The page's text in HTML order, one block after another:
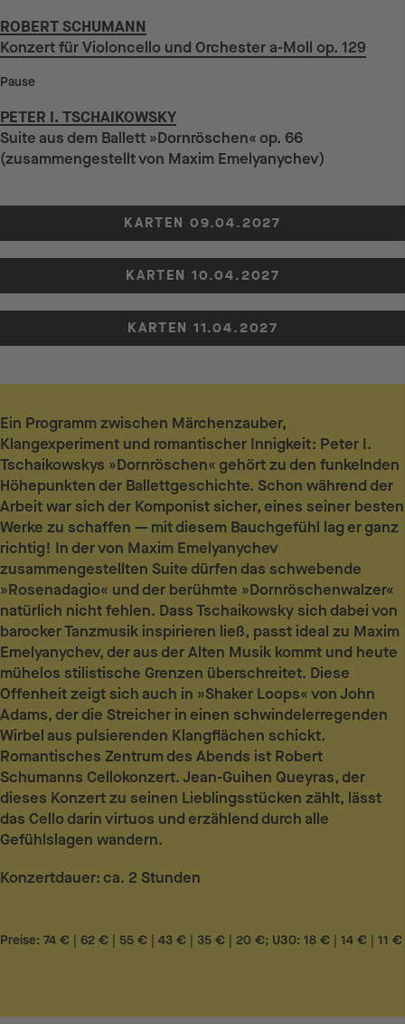
ROBERT SCHUMANN
Konzert für Violoncello und Orchester a-Moll op. 129
Pause
PETER I. TSCHAIKOWSKY
Suite aus dem Ballett »Dornröschen« op. 66
(zusammengestellt von Maxim Emelyanychev)
KARTEN 09.04.2027
KARTEN 10.04.2027
KARTEN 11.04.2027
Ein Programm zwischen Märchenzauber,
Klangexperiment und romantischer Innigkeit: Peter I.
Tschaikowskys »Dornröschen« gehört zu den funkelnden
Höhepunkten der Ballettgeschichte. Schon während der
Arbeit war sich der Komponist sicher, eines seiner besten
Werke zu schaffen — mit diesem Bauchgefühl lag er ganz
richtig! In der von Maxim Emelyanychev
zusammengestellten Suite dürfen das schwebende
»Rosenadagio« und der berühmte »Dornröschenwalzer«
natürlich nicht fehlen. Dass Tschaikowsky sich dabei von
barocker Tanzmusik inspirieren ließ, passt ideal zu Maxim
Emelyanychev, der aus der Alten Musik kommt und heute
mühelos stilistische Grenzen überschreitet. Diese
Offenheit zeigt sich auch in »Shaker Loops« von John
Adams, der die Streicher in einen schwindelerregenden
Wirbel aus pulsierenden Klangflächen schickt.
Romantisches Zentrum des Abends ist Robert
Schumanns Cellokonzert. Jean-Guihen Queyras, der
dieses Konzert zu seinen Lieblingsstücken zählt, lässt
das Cello darin virtuos und erzählend durch alle
Gefühlslagen wandern.
Konzertdauer: ca. 2 Stunden
Preise: 74 € | 62 € | 55 € | 43 € | 35 € | 20 €; U30: 18 € | 14 € | 11 €